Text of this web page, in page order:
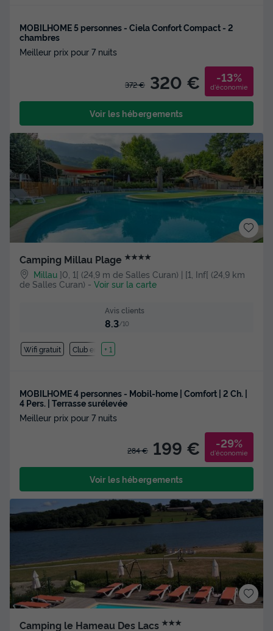
MOBILHOME 5 personnes - Ciela Confort Compact - 2
chambres
Meilleur prix pour 7 nuits
372 € 320 € -13%
d'économie
Voir les hébergements
Camping Millau Plage ★★★★
Millau ]0, 1[ (24,9 m de Salles Curan) | [1, Inf[ (24,9 km
de Salles Curan) - Voir sur la carte
Avis clients
8.3/10
Wifi gratuit Club enfant
+ 1
MOBILHOME 4 personnes - Mobil-home | Comfort | 2 Ch. |
4 Pers. | Terrasse surélevée
Meilleur prix pour 7 nuits
284 € 199 € -29%
d'économie
Voir les hébergements
Camping le Hameau Des Lacs ★★★